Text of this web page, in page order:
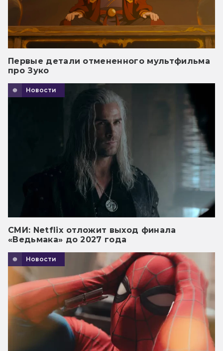
Первые детали отмененного мультфильма
про Зуко
Новости
СМИ: Netflix отложит выход финала
«Ведьмака» до 2027 года
Новости